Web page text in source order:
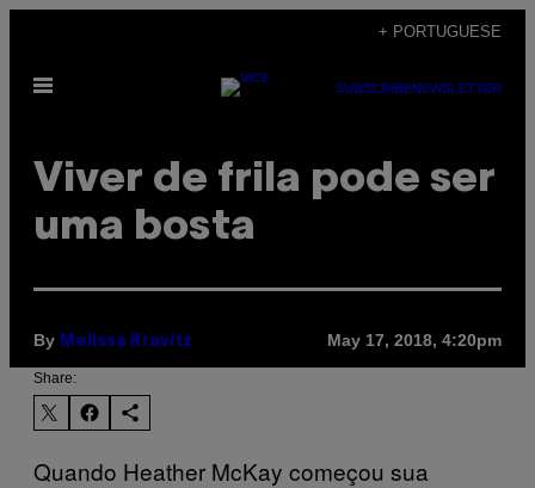
content
+ PORTUGUESE
Open
SUBSCRIBENEWSLETTER
Viver de frila pode ser
uma bosta
By Melissa Kravitz May 17, 2018, 4:20pm
Share:
Quando Heather McKay começou sua